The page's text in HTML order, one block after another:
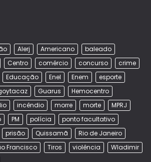
Alerj Americano
baleado
Centro comércio concurso
crime
Educação Enel Enem
esporte
Guarus
Hemocentro
incêndio morre morte
MPRJ
PM polícia
ponto facultativo
prisão Quissamã
Rio de Janeiro
Francisco Tiros violência
Wladimir